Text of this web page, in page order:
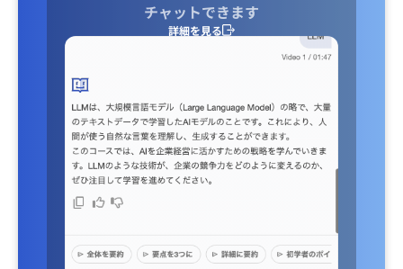
チャットできます
詳細を見る